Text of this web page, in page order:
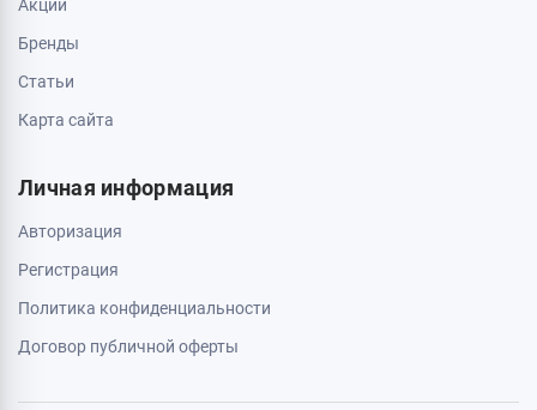
Свяжитесь с нами
0 800 403 173
044 334 54 27
063 789 66 52
Дополнительно
Акции
Бренды